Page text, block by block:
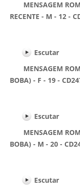
MENSAGEM
RECENTE - M - 12 -
Escutar
MENSAGEM
BOBA) - F - 19 -
Escutar
MENSAGEM
BOBA) - M - 20 -
Escutar